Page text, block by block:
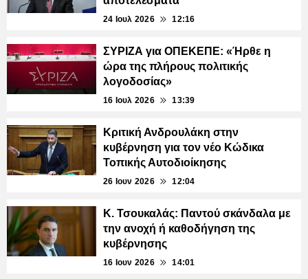
24 Ιουλ 2026 12:16
ΣΥΡΙΖΑ για ΟΠΕΚΕΠΕ: «Ήρθε η
ώρα της πλήρους πολιτικής
λογοδοσίας»
16 Ιουλ 2026 13:39
Κριτική Ανδρουλάκη στην
κυβέρνηση για τον νέο Κώδικα
Τοπικής Αυτοδιοίκησης
26 Ιουν 2026 12:04
Κ. Τσουκαλάς: Παντού σκάνδαλα με
την ανοχή ή καθοδήγηση της
κυβέρνησης
16 Ιουν 2026 14:01